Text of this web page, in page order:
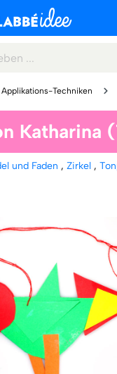
Applikations-Techniken
Katharina
und Faden , Zirkel ,